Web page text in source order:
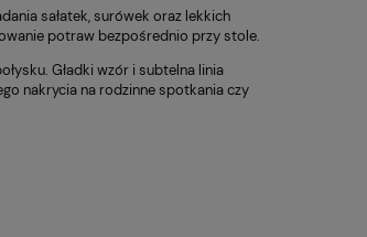
sałatek, surówek oraz lekkich
potraw bezpośrednio przy stole.
Gładki wzór i subtelna linia
nakrycia na rodzinne spotkania czy